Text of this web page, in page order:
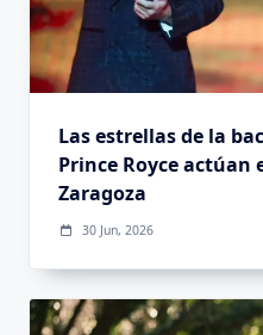
Las estrellas de la
Prince Royce actúan
Zaragoza
30 Jun, 2026